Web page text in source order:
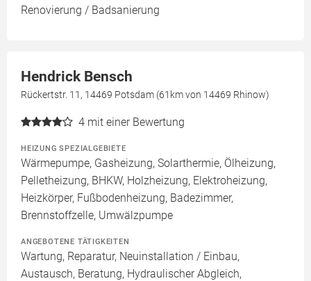
Renovierung / Badsanierung
Hendrick Bensch
Rückertstr. 11, 14469 Potsdam (61km von 14469 Rhinow)
4 mit einer Bewertung
HEIZUNG SPEZIALGEBIETE
Wärmepumpe, Gasheizung, Solarthermie, Ölheizung,
Pelletheizung, BHKW, Holzheizung, Elektroheizung,
Heizkörper, Fußbodenheizung, Badezimmer,
Brennstoffzelle, Umwälzpumpe
ANGEBOTENE TÄTIGKEITEN
Wartung, Reparatur, Neuinstallation / Einbau,
Austausch, Beratung, Hydraulischer Abgleich,